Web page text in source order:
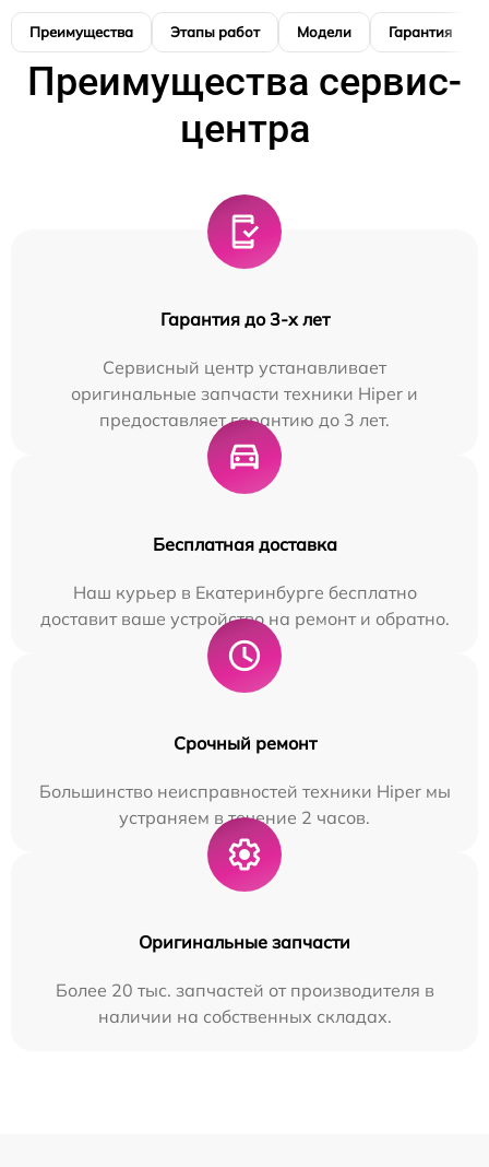
Преимущества Этапы работ Модели Гарантия
Преимущества сервис-
центра
Гарантия до 3-х лет
Сервисный центр устанавливает
оригинальные запчасти техники Hiper и
предоставляет гарантию до 3 лет.
Бесплатная доставка
Наш курьер в Екатеринбурге бесплатно
доставит ваше устройство на ремонт и обратно.
Срочный ремонт
Большинство неисправностей техники Hiper мы
устраняем в течение 2 часов.
Оригинальные запчасти
Более 20 тыс. запчастей от производителя в
наличии на собственных складах.